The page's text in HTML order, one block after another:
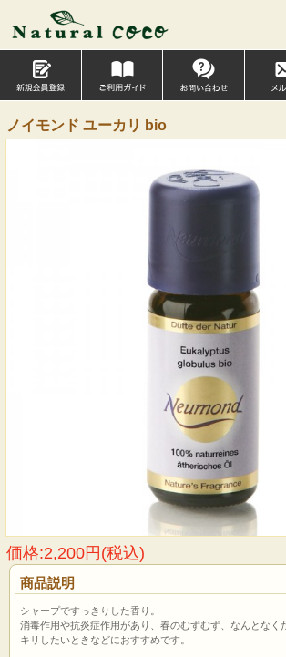
ノイモンド ユーカリ bio
価格:2,200円(税込)
商品説明
シャープですっきりした香り。
消毒作用や抗炎症作用があり、春のむずむず、なんとなく
キリしたいときなどにおすすめです。